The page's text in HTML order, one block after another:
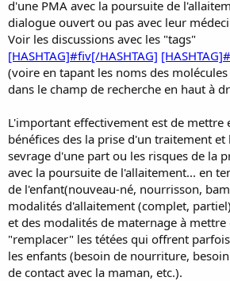
d'une PMA avec la poursuite de
dialogue ouvert ou pas avec leur
Voir les discussions avec les "tags"
[HASHTAG]#fiv[/HASHTAG]
(voire en tapant les noms des
dans le champ de recherche en haut à
L'important effectivement est de mettre
bénéfices des la prise d'un traitement et
sevrage d'une part ou les risques de la
avec la poursuite de l'allaitement... en
de l'enfant(nouveau-né, nourrisson,
modalités d'allaitement (complet,
et des modalités de maternage à
"remplacer" les tétées qui offrent
les enfants (besoin de nourriture,
de contact avec la maman, etc.).